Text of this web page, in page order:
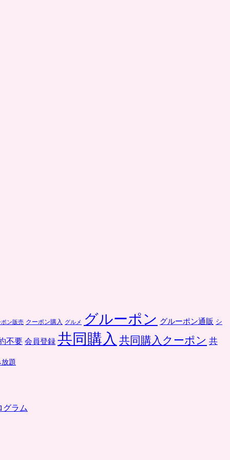
ポン販売 クーポン購入 グルメ グルーポン グルーポン通販 シ
不要 会員登録 共同購入 共同購入クーポン 共
題
グラム